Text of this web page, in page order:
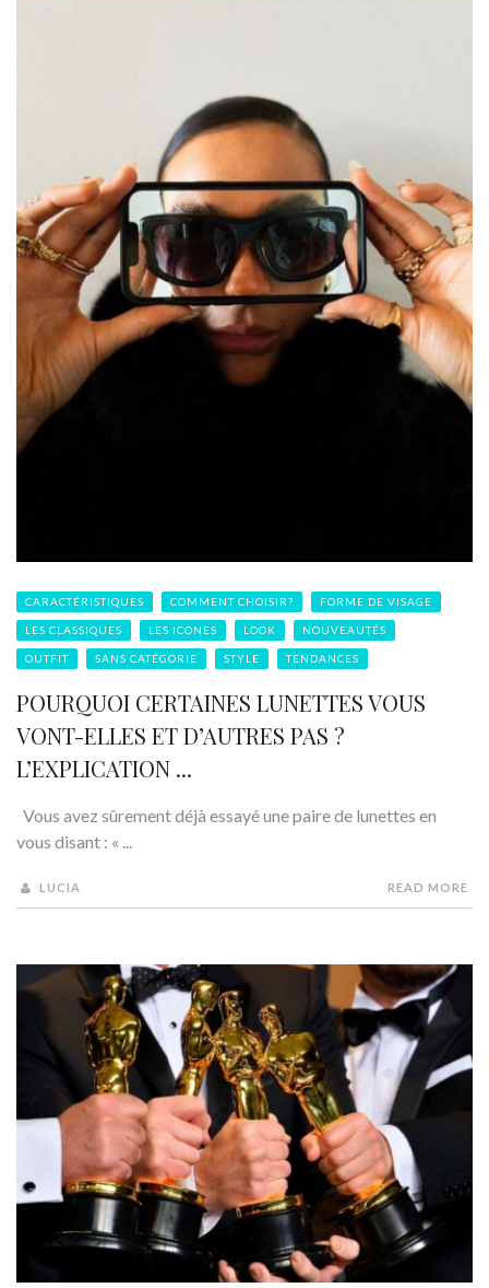
CARACTÉRISTIQUES COMMENT CHOISIR? FORME DE VISAGE
LES CLASSIQUES LES ICONES LOOK NOUVEAUTÉS
OUTFIT SANS CATÉGORIE STYLE TENDANCES
POURQUOI CERTAINES LUNETTES VOUS
VONT-ELLES ET D’AUTRES PAS ?
L’EXPLICATION ...
Vous avez sûrement déjà essayé une paire de lunettes en
vous disant : « ...
LUCIA READ MORE